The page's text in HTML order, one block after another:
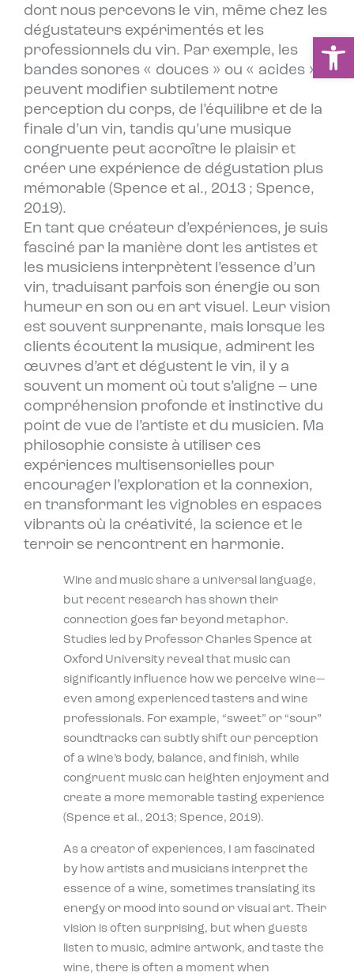
dont nous percevons le vin, même chez les
dégustateurs expérimentés et les
professionnels du vin. Par exemple, les
bandes sonores « douces » ou « acides »
peuvent modifier subtilement notre
perception du corps, de l’équilibre et de la
finale d’un vin, tandis qu’une musique
congruente peut accroître le plaisir et
créer une expérience de dégustation plus
mémorable (Spence et al., 2013 ; Spence,
2019).
En tant que créateur d’expériences, je suis
fasciné par la manière dont les artistes et
les musiciens interprètent l’essence d’un
vin, traduisant parfois son énergie ou son
humeur en son ou en art visuel. Leur vision
est souvent surprenante, mais lorsque les
clients écoutent la musique, admirent les
œuvres d’art et dégustent le vin, il y a
souvent un moment où tout s’aligne – une
compréhension profonde et instinctive du
point de vue de l’artiste et du musicien. Ma
philosophie consiste à utiliser ces
expériences multisensorielles pour
encourager l’exploration et la connexion,
en transformant les vignobles en espaces
vibrants où la créativité, la science et le
terroir se rencontrent en harmonie.
Wine and music share a universal language,
but recent research has shown their
connection goes far beyond metaphor.
Studies led by Professor Charles Spence at
Oxford University reveal that music can
significantly influence how we perceive wine—
even among experienced tasters and wine
professionals. For example, “sweet” or “sour”
soundtracks can subtly shift our perception
of a wine’s body, balance, and finish, while
congruent music can heighten enjoyment and
create a more memorable tasting experience
(Spence et al., 2013; Spence, 2019).
As a creator of experiences, I am fascinated
by how artists and musicians interpret the
essence of a wine, sometimes translating its
energy or mood into sound or visual art. Their
vision is often surprising, but when guests
listen to music, admire artwork, and taste the
wine, there is often a moment when